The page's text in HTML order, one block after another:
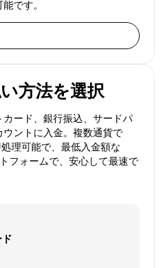
です。
方法を選択
ード、銀行振込、サードパ
ントに入金。複数通貨で
理可能で、最低入金額な
フォームで、安心して最速で